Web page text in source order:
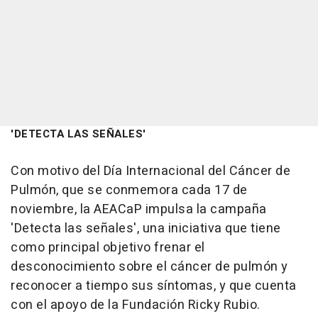
'DETECTA LAS SEÑALES'
Con motivo del Día Internacional del Cáncer de
Pulmón, que se conmemora cada 17 de
noviembre, la AEACaP impulsa la campaña
'Detecta las señales', una iniciativa que tiene
como principal objetivo frenar el
desconocimiento sobre el cáncer de pulmón y
reconocer a tiempo sus síntomas, y que cuenta
con el apoyo de la Fundación Ricky Rubio.